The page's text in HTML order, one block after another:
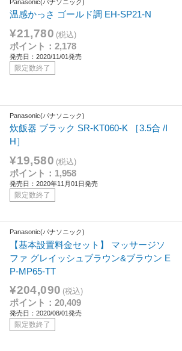
Panasonic(パナソニック)
温感かっさ ゴールド調 EH-SP21-N
¥21,780 (税込)
ポイント：2,178
発売日：2020/11/01発売
限定数終了
Panasonic(パナソニック)
炊飯器 ブラック SR-KT060-K ［3.5合 /I
H］
¥19,580 (税込)
ポイント：1,958
発売日：2020年11月01日発売
限定数終了
Panasonic(パナソニック)
【基本設置料金セット】 マッサージソ
ファ グレイッシュブラウン&ブラウン E
P-MP65-TT
¥204,090 (税込)
ポイント：20,409
発売日：2020/08/01発売
限定数終了